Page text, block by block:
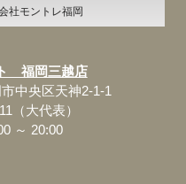
社モントレ福岡
福岡三越店
中央区天神2-1-1
（大代表）
～ 20:00